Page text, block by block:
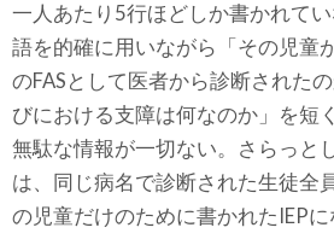
一人あたり5行ほどしか書かれて
語を的確に用いながら「その児童
のFASとして医者から診断された
びにおける支障は何なのか」を短
無駄な情報が一切ない。さらっと
は、同じ病名で診断された生徒全
の児童だけのために書かれたIEPに